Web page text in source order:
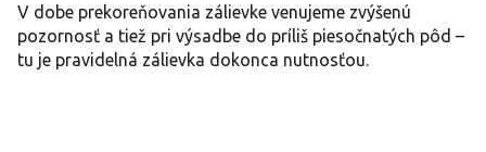
V dobe prekoreňovania zálievke venujeme zvýšenú
pozornosť a tiež pri výsadbe do príliš piesočnatých pôd –
tu je pravidelná zálievka dokonca nutnosťou.